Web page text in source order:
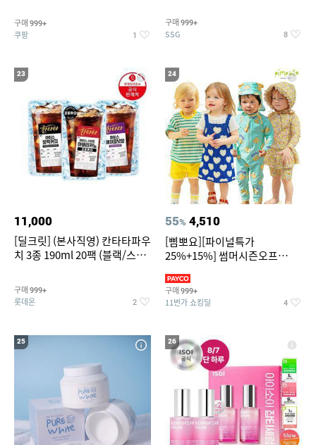
구매 999+
쿠팡 1
구매 999+
SSG 8
23
11,000
[딜크릿] (본사직영) 칸타타파우
치 3종 190ml 20팩 (블랙/스위
구매 999+
롯데온 2
24
55% 4,510
[삠뽀요][파이널특가
25%+15%] 썸머시즌오프
영복/티셔츠/
구매 999+
11번가 쇼킹딜 4
25 26